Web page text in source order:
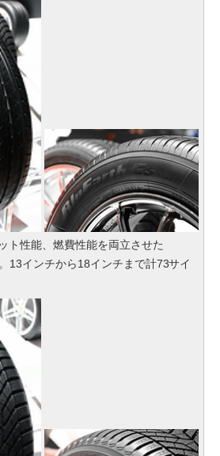
ト性能、燃費性能を両立させた
13インチから18インチまで計73サイ